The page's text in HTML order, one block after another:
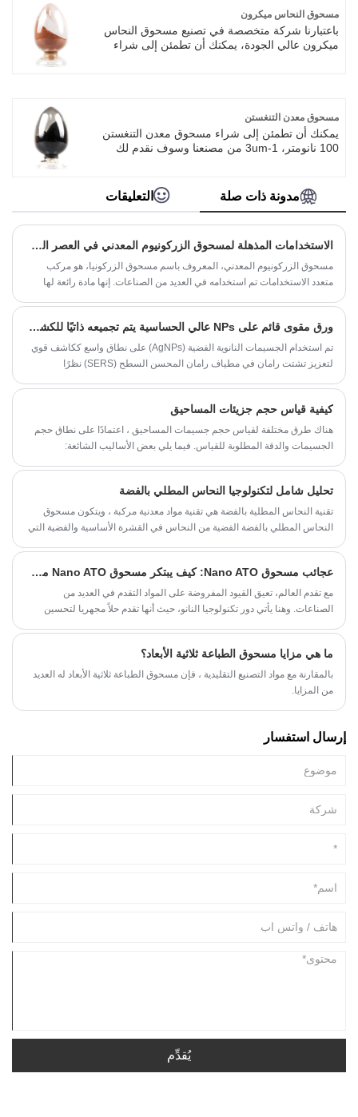
إلى ذلك. يمكننا توفيرها الخدمة المهنية وسعر أفضل
بالنسبة لك. إذا كنت مهتما بالمنتجات، يرجى الاتصال
معنا. نحن نتبع الجودة والتأكد من أن سعر الخدمة
مسحوق النحاس ميكرون
باعتبارنا شركة متخصصة في تصنيع مسحوق النحاس
ميكرون عالي الجودة، يمكنك أن تطمئن إلى شراء
مجال الإلكترونيات والكهرباء والسيراميك وتصنيع
السبائك ومنع التآكل.
مسحوق معدن التنغستن
يمكنك أن تطمئن إلى شراء مسحوق معدن التنغستن
100 نانومتر، 1-3um من مصنعنا وسوف نقدم لك
نقدم لك مسحوق معدن التنغستن. وسوف نقدم لك
أفضل خدمة ما بعد البيع والتسليم في الوقت
مدونة ذات صلة التعليقات
الاستخدامات المذهلة لمسحوق الزركونيوم المعدني في العصر الحديث
مسحوق الزركونيوم المعدني، المعروف باسم مسحوق الزركونيا، هو مركب
متعدد الاستخدامات تم استخدامه في العديد من الصناعات. إنها مادة رائعة لها
الحديث.
ورق مقوى قائم على NPs عالي الحساسية يتم تجميعه ذاتيًا للكشف عن الملوثات الصيدلانية
تم استخدام الجسيمات النانوية الفضية (AgNPs) على نطاق واسع ككاشف قوي
لتعزيز تشتت رامان في مطياف رامان المحسن السطح (SERS) نظرًا
SERS باستخدام AgNPs في الموقع.
كيفية قياس حجم جزيئات المساحيق
هناك طرق مختلفة لقياس حجم جسيمات المساحيق ، اعتمادًا على نطاق حجم
الجسيمات والدقة المطلوبة للقياس. فيما يلي بعض الأساليب الشائعة:
تحليل شامل لتكنولوجيا النحاس المطلي بالفضة
تقنية النحاس المطلية بالفضة هي تقنية مواد معدنية مركبة ، ويتكون مسحوق
النحاس المطلي بالفضة الفضية من النحاس في القشرة الأساسية والفضية التي
جوهر النحاس دورًا في توفير التكلفة المنخفضة والتوصيل العالي ، في حين أن
القشرة الفضية أمر بالغ الأهمية في ضمان أن الجزيئات تقاوم الأكسدة أثناء
عمليات مثل اللب والطباعة ، مع تكوين ملامسة جيدة مع رقاقة السيليكون
النحاس من تكاليف المواد بينما يمنع الملاط بقوة ميكانيكية معينة واستقرار
حراري.
عجائب مسحوق Nano ATO: كيف يبتكر مسحوق Nano ATO من SAT NANO بحجم 20 نانومتر صناعات متنوعة
مع تقدم العالم، تعيق القيود المفروضة على المواد التقدم في العديد من
الصناعات. وهنا يأتي دور تكنولوجيا النانو، حيث أنها تقدم حلاً مجهريا لتحسين
بشكل فعال، مما يؤدي إلى تحسينات في مختلف الصناعات.
ما هي مزايا مسحوق الطباعة ثلاثية الأبعاد؟
بالمقارنة مع مواد التصنيع التقليدية ، فإن مسحوق الطباعة ثلاثية الأبعاد له العديد
من المزايا.
إرسال استفسار
يُقدِّم